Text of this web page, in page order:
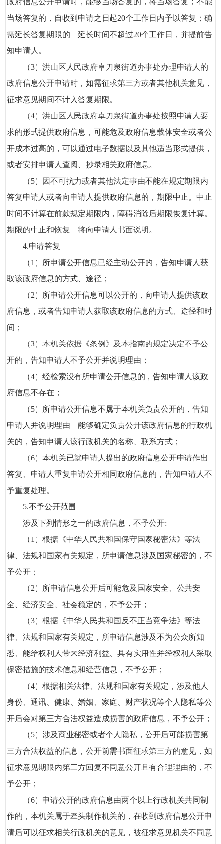
政府信息公开申请时，能够当场答复的，将当场答复；不能
当场答复的，自收到申请之日起20个工作日内予以答复；确
需延长答复期限的，延长时间不超过20个工作日，并提前告
知申请人。
（3）洪山区人民政府卓刀泉街道办事处办理申请人的
政府信息公开申请时，如需征求第三方或者其他机关意见，
征求意见期间不计入答复期限。
（4）洪山区人民政府卓刀泉街道办事处按照申请人要
求的形式提供政府信息，可能危及政府信息载体安全或者公
开成本过高的，可以通过电子数据以及其他适当形式提供，
或者安排申请人查阅、抄录相关政府信息。
（5）因不可抗力或者其他法定事由不能在规定期限内
答复申请人或者向申请人提供政府信息的，期限中止。中止
时间不计算在前款规定期限内，障碍消除后期限恢复计算。
期限的中止和恢复，将向申请人书面说明。
4.申请答复
（1）所申请公开信息已经主动公开的，告知申请人获
取该政府信息的方式、途径；
（2）所申请公开信息可以公开的，向申请人提供该政
府信息，或者告知申请人获取该政府信息的方式、途径和时
间；
（3）本机关依据《条例》及本指南的规定决定不予公
开的，告知申请人不予公开并说明理由；
（4）经检索没有所申请公开信息的，告知申请人该政
府信息不存在；
（5）所申请公开信息不属于本机关负责公开的，告知
申请人并说明理由；能够确定负责公开该政府信息的行政机
关的，告知申请人该行政机关的名称、联系方式；
（6）本机关已就申请人提出的政府信息公开申请作出
答复、申请人重复申请公开相同政府信息的，告知申请人不
予重复处理。
5.不予公开范围
涉及下列情形之一的政府信息，不予公开:
（1）根据《中华人民共和国保守国家秘密法》等法
律、法规和国家有关规定，所申请信息涉及国家秘密的，不
予公开；
（2）所申请信息公开后可能危及国家安全、公共安
全、经济安全、社会稳定的，不予公开；
（3）根据《中华人民共和国反不正当竞争法》等法
律、法规和国家有关规定，所申请信息涉及不为公众所知
悉、能给权利人带来经济利益、具有实用性并经权利人采取
保密措施的技术信息和经营信息，不予公开；
（4）根据相关法律、法规和国家有关规定，涉及他人
身份、通讯、健康、婚姻、家庭、财产状况等个人隐私等公
开后会对第三方合法权益造成损害的政府信息，不予公开；
（5）涉及商业秘密或者个人隐私，公开后可能损害第
三方合法权益的信息，公开前需书面征求第三方的意见，如
征求意见期限内第三方回复不同意公开且有合理理由的，不
予公开；
（6）申请公开的政府信息由两个以上行政机关共同制
作的，本机关属于牵头制作机关的，在收到政府信息公开申
请后可以征求相关行政机关的意见，被征求意见机关不同意